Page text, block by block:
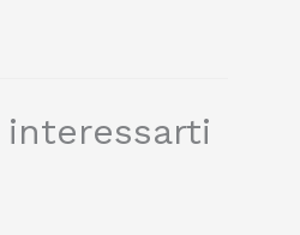
interessarti